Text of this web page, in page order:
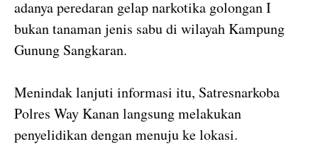
adanya peredaran gelap narkotika golongan I
bukan tanaman jenis sabu di wilayah Kampung
Gunung Sangkaran.
Menindak lanjuti informasi itu, Satresnarkoba
Polres Way Kanan langsung melakukan
penyelidikan dengan menuju ke lokasi.